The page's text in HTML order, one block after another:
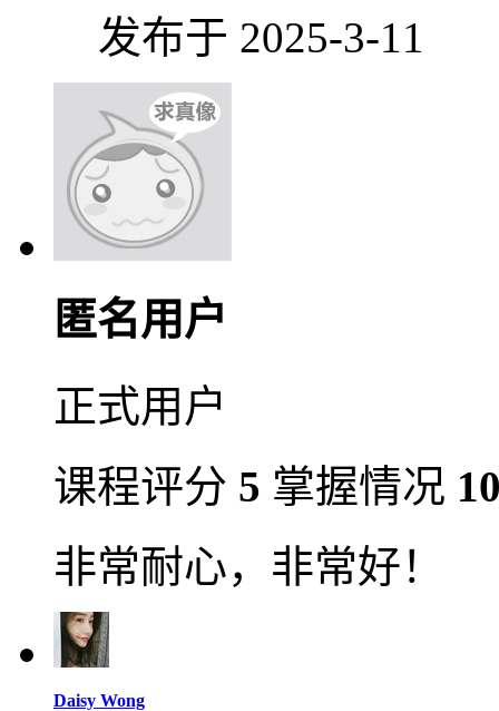
发布于 2025-3-11
匿名用户
正式用户
课程评分 5 掌握情况
非常耐心，非常好！
Daisy Wong